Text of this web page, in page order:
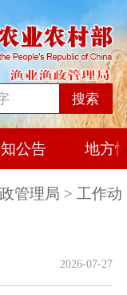
搜索
公告 地方
管理局 > 工作动
2026-07-27